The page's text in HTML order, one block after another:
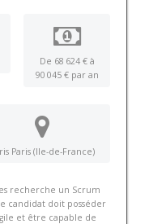
De 68 624 € à
90 045 € par an
Paris (Ile-de-France)
recherche un Scrum
candidat doit posséder
et être capable de